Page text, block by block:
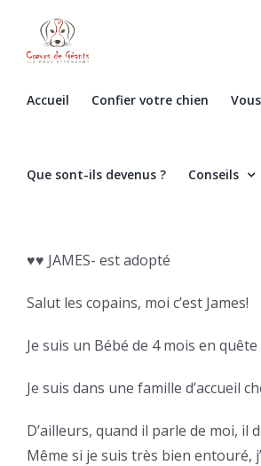
content
Accueil Confier votre chien
Que sont-ils devenus ? Conseils
♥️♥️ JAMES- est adopté
Salut les copains, moi c’est James!
Je suis un Bébé de 4 mois en
Je suis dans une famille d’accueil
D’ailleurs, quand il parle de moi,
Même si je suis très bien entouré,